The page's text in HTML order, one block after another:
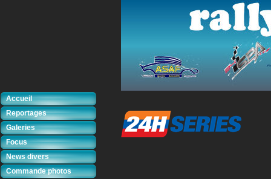
Accueil
Reportages
Galeries
Focus
News divers
Commande photos